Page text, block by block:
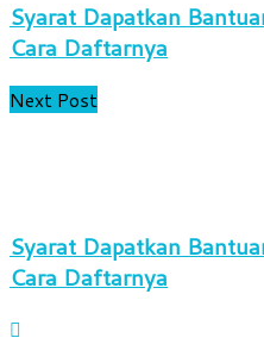
Syarat Dapatkan
Cara Daftarnya
Next Post
Syarat Dapatkan
Cara Daftarnya